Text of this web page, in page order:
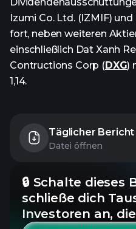
Izumi Co. Ltd. (IZMIF)
fort, neben weiteren
einschließlich Dat Xanh
Contructions Corp (DXG)
1,14.
Täglicher
Datei öffnen
🔒 Schalte dieses
schließe dich
Investoren an,